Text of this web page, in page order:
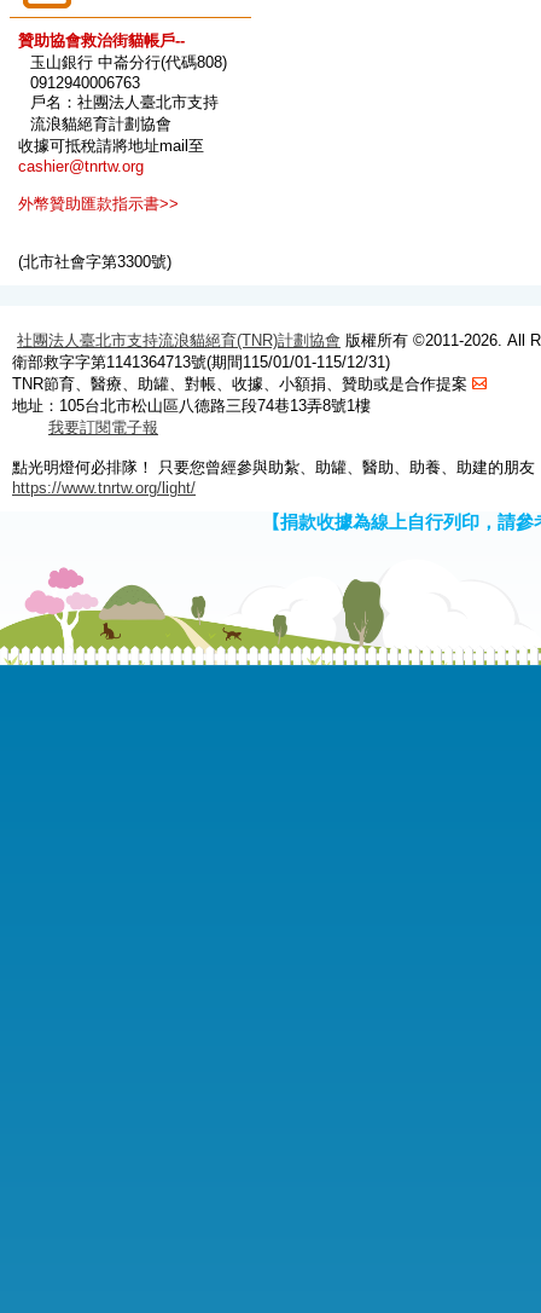
贊助協會救治街貓帳戶--
玉山銀行 中崙分行(代碼808)
0912940006763
戶名：社團法人臺北市支持
流浪貓絕育計劃協會
收據可抵稅請將地址mail至
cashier@tnrtw.org
外幣贊助匯款指示書>>
(北市社會字第3300號)
社團法人臺北市支持流浪貓絕育(TNR)計劃協會 版權所有 ©2011-2026. All
衛部救字字第1141364713號(期間115/01/01-115/12/31)
TNR節育、醫療、助罐、對帳、收據、小額捐、贊助或是合作提案
地址：105台北市松山區八德路三段74巷13弄8號1樓
我要訂閱電子報
點光明燈何必排隊！ 只要您曾經參與助紮、助罐、醫助、助養、助建的朋
https://www.tnrtw.org/light/
【捐款收據為線上自行列印，請參